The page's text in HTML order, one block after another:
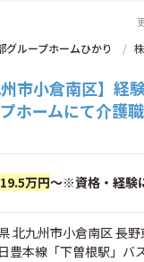
グループホームひかり
州市小倉南区】経
ホームにて介護
19.5万円～※資格・経験
北九州市小倉南区 長
豊本線「下曽根駅」バ